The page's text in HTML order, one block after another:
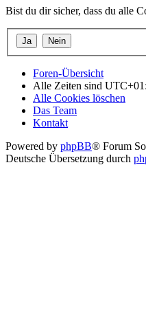
Bist du dir sicher, dass du alle
Foren-Übersicht
Alle Zeiten sind
Alle Cookies löschen
Das Team
Kontakt
Powered by phpBB® Forum
Deutsche Übersetzung durch